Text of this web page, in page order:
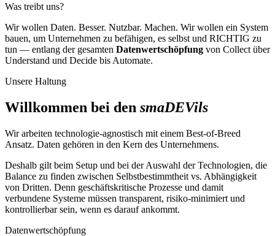
Was treibt uns?
Wir wollen Daten. Besser. Nutzbar. Machen. Wir wollen ein System
bauen, um Unternehmen zu befähigen, es selbst und RICHTIG zu
tun — entlang der gesamten Datenwertschöpfung von Collect über
Understand und Decide bis Automate.
Unsere Haltung
Willkommen bei den smaDEVils
Wir arbeiten technologie-agnostisch mit einem Best-of-Breed
Ansatz. Daten gehören in den Kern des Unternehmens.
Deshalb gilt beim Setup und bei der Auswahl der Technologien, die
Balance zu finden zwischen Selbstbestimmtheit vs. Abhängigkeit
von Dritten. Denn geschäftskritische Prozesse und damit
verbundene Systeme müssen transparent, risiko-minimiert und
kontrollierbar sein, wenn es darauf ankommt.
Datenwertschöpfung